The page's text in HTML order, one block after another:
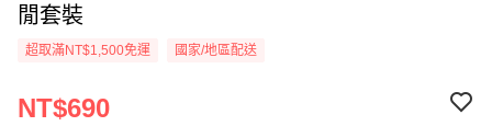
閒套裝
超取滿NT$1,500免運 國家/地區配送
NT$690